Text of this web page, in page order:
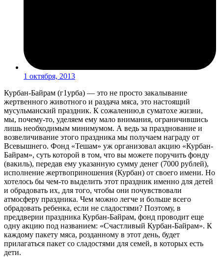
1 октября, 2013
Курбан-Байрам (г1урба) — это не просто закалывание
жертвенного животного и раздача мяса, это настоящий
мусульманский праздник. К сожалению,в суматохе жизни,
мы, почему-то, уделяем ему мало внимания, ограничившись
лишь необходимым минимумом. А ведь за празднование и
возвеличивание этого праздника мы получаем награду от
Всевышнего. Фонд «Тешам» уж организовал акцию «Курбан-
Байрам», суть которой в том, что вы можете поручить фонду
(вакиль), передав ему указанную сумму денег (7000 рублей),
исполнение жертвоприношения (Курбан) от своего имени. Но
хотелось бы чем-то выделить этот праздник именно для детей
и обрадовать их, для того, чтобы они почувствовали
атмосферу праздника. Чем можно легче и больше всего
обрадовать ребенка, если не сладостями? Поэтому, в
преддверии праздника Курбан-Байрам, фонд проводит еще
одну акцию под названием: «Счастливый Курбан-Байрам». К
каждому пакету мяса, розданному в этот день, будет
прилагаться пакет со сладостями для семей, в которых есть
дети.